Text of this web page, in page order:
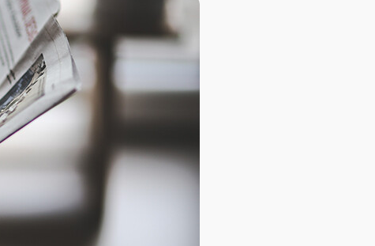
База знаний
База знаний